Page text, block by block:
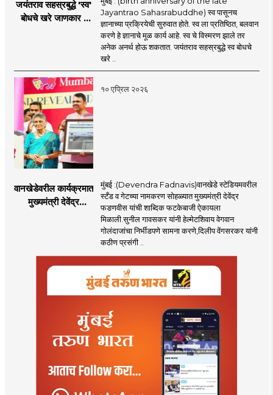
जयंतराव सहस्रबुद्धे 'स्व'
बोधचे खरे जाणकार :
Jayantrao Sahasrabuddhe) स्व पासूनच
ज्ञानाच्या प्रक्रियेची सुरुवात होते. स्व ला प्रतिष्ठित, बलवान
करणे हे ज्ञानाचे मूळ कार्य आहे. स्व चे विस्मरण झाले तर
अनेक अनर्थ होऊ शकतात. जयंतराव सहस्रबुद्धे स्व बोधचे
खरे ..
१० एप्रिल २०२६
वानखेडेवरील कार्यक्रमात
मुख्यमंत्री देवेंद्र
मुंबई :(Devendra Fadnavis)वानखेडे स्टेडियमवरील
स्टँड व गेटच्या नामकरण सोहळ्यात मुख्यमंत्री देवेंद्र
फडणवीस यांची शाब्दिक फटकेबाजी ऐकायला
मिळाली.सुनील गावसकर यांनी हेल्मेटशिवाय वेगवान
गोलंदाजांचा निर्भीडपणे सामना करणे,दिलीप वेंगसरकर यांनी
कठीण प्रसंगी ..